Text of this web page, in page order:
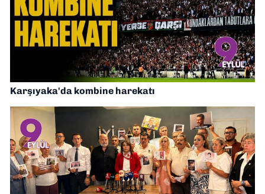
Karşıyaka'da kombine harekatı